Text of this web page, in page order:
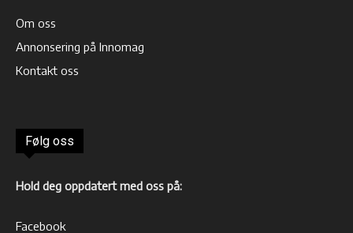
Om oss
Annonsering på Innomag
Kontakt oss
Følg oss
Hold deg oppdatert med oss på:
Facebook